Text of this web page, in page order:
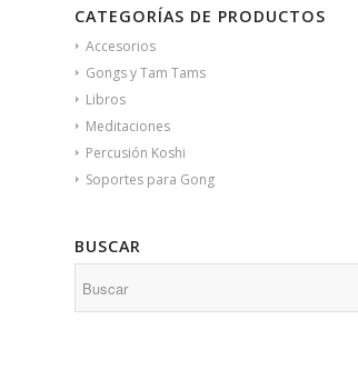
CATEGORÍAS DE PRODUCTOS
Accesorios
Gongs y Tam Tams
Libros
Meditaciones
Percusión Koshi
Soportes para Gong
BUSCAR